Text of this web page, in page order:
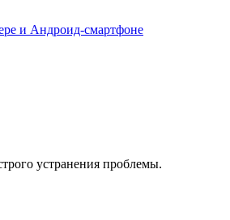
и Андроид-смартфоне
устранения проблемы.